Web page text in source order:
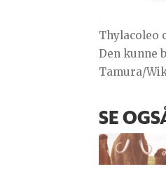
Thylacoleo
Den kunne
Tamura/
SE